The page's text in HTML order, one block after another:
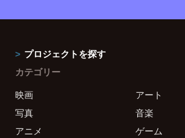
プロジェクトを探す
カテゴリー
映画
アート
写真
音楽
アニメ
ゲーム